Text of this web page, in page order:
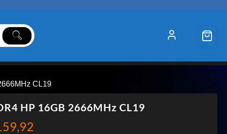
CL19
HP 16GB 2666MHz CL19